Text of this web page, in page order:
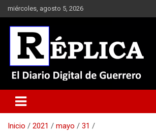
Saltar
al
contenido
miércoles, agosto 5, 2026
Réplica
Inicio 2021 mayo
31